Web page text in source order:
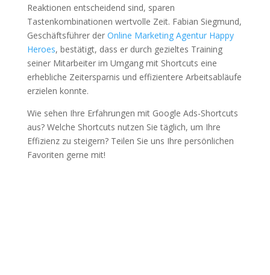
Reaktionen entscheidend sind, sparen
Tastenkombinationen wertvolle Zeit. Fabian Siegmund,
Geschäftsführer der Online Marketing Agentur Happy
Heroes, bestätigt, dass er durch gezieltes Training
seiner Mitarbeiter im Umgang mit Shortcuts eine
erhebliche Zeitersparnis und effizientere Arbeitsabläufe
erzielen konnte.
Wie sehen Ihre Erfahrungen mit Google Ads-Shortcuts
aus? Welche Shortcuts nutzen Sie täglich, um Ihre
Effizienz zu steigern? Teilen Sie uns Ihre persönlichen
Favoriten gerne mit!